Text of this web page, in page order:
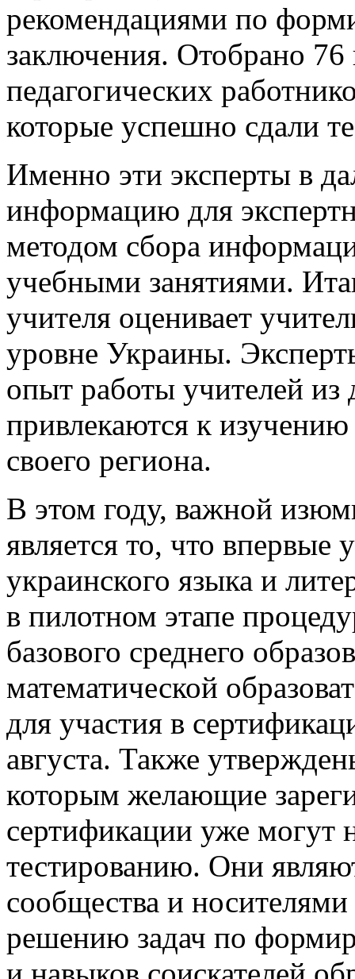
рекомендациями по
заключения. Отобрано 76
педагогических
которые успешно сдали
Именно эти эксперты в
информацию для
методом сбора
учебными занятиями.
учителя оценивает
уровне Украины.
опыт работы учителей из
привлекаются к
своего региона.
В этом году, важной
является то, что впервые
украинского языка и
в пилотном этапе
базового среднего
математической
для участия в
августа. Также
которым желающие
сертификации уже могут
тестированию. Они
сообщества и
решению задач по